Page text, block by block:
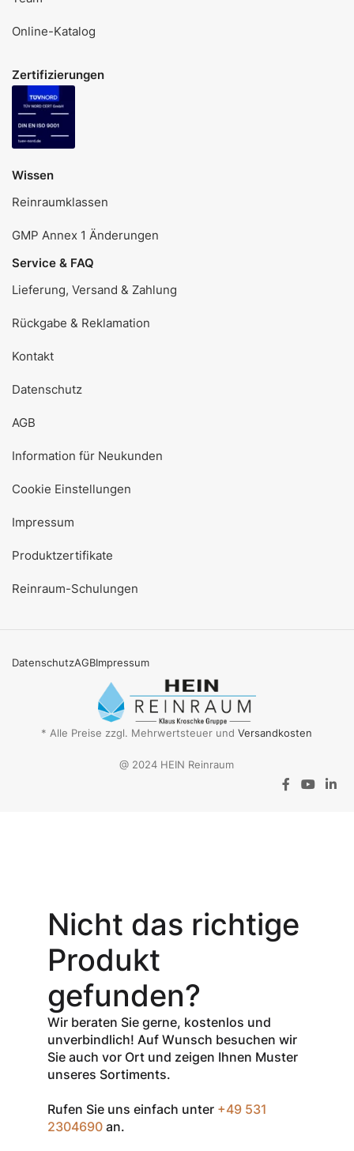
Online-Katalog
Zertifizierungen
Wissen
Reinraumklassen
GMP Annex 1 Änderungen
Service & FAQ
Lieferung, Versand & Zahlung
Rückgabe & Reklamation
Kontakt
Datenschutz
AGB
Information für Neukunden
Cookie Einstellungen
Impressum
Produktzertifikate
Reinraum-Schulungen
DatenschutzAGBImpressum
* Alle Preise zzgl. Mehrwertsteuer undVersandkosten
@ 2024 HEIN Reinraum
Gutschein-Code
INSPEC30
erhalten Sie
% Rabattauf
den Netto-
Verkaufspreis
aller Produkte
der Marke
InSpec von
Redditch
Zum Einlösen
geben Sie den
Nicht das richtige
Produkt
gefunden?
Wir beraten Sie gerne, kostenlos und
unverbindlich! Auf Wunsch besuchen wir
Sie auch vor Ort und zeigen Ihnen Muster
unseres Sortiments.
Rufen Sie uns einfach unter +49 531
2304690 an.